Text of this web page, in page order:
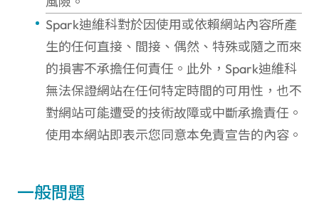
Spark迪維科對於因使用或依賴網站內容所產
生的任何直接、間接、偶然、特殊或隨之而來
的損害不承擔任何責任。此外，Spark迪維科
無法保證網站在任何特定時間的可用性，也不
對網站可能遭受的技術故障或中斷承擔責任。
使用本網站即表示您同意本免責宣告的內容。
一般問題